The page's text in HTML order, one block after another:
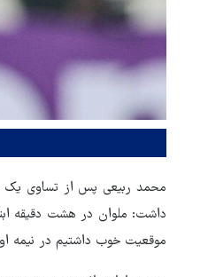
محمد ربیعی پس از تساوی یک -
داشت: ملوان در هشت دقیقه
موقعیت خوب داشتیم در نیمه